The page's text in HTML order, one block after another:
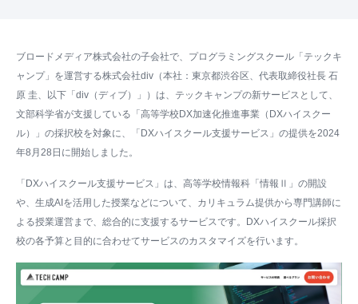
ブロードメディア株式会社の子会社で、プログラミングスクール「テックキ
ャンプ」を運営する株式会社div（本社：東京都渋谷区、代表取締役社長 石
原 圭、以下「div（ディブ）」）は、テックキャンプの新サービスとして、
文部科学省が支援している「高等学校DX加速化推進事業（DXハイスクー
ル）」の採択校を対象に、「DXハイスクール支援サービス」の提供を2024
年8月28日に開始しました。
「DXハイスクール支援サービス」は、高等学校情報科「情報Ⅱ」の開設
や、生成AIを活用した授業などについて、カリキュラム提供から専門講師に
よる授業運営まで、総合的に支援するサービスです。DXハイスクール採択
校の各予算と目的に合わせてサービスのカスタマイズを行います。